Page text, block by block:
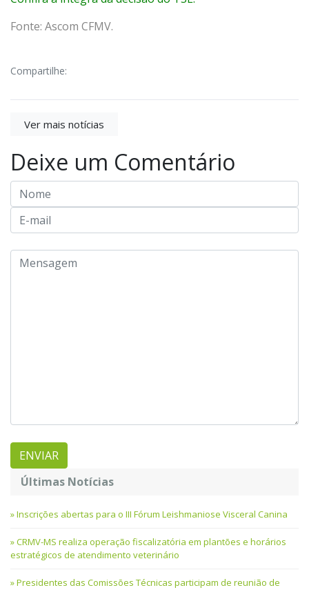
Fonte: Ascom CFMV.
Compartilhe:
Ver mais notícias
Deixe um Comentário
Últimas Notícias
Inscrições abertas para o III Fórum Leishmaniose Visceral Canina
CRMV-MS realiza operação fiscalizatória em plantões e horários
estratégicos de atendimento veterinário
Presidentes das Comissões Técnicas participam de reunião de